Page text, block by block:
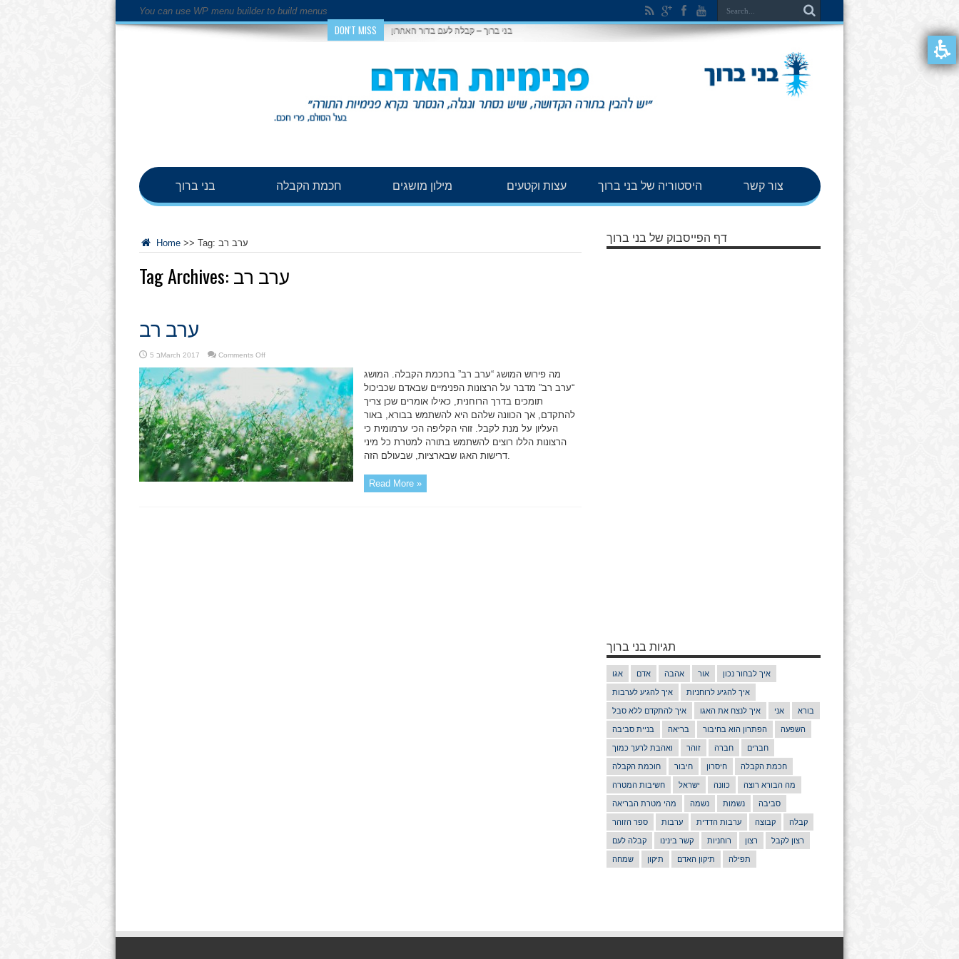
You can use WP menu builder to build menus
DON'T MISS בני ברוך – קבלה לעם בדור האחרון
בני ברוך חכמת הקבלה מילון מושגים עצות וקטעים היסטוריה של בני ברוך צור קשר
Home >> Tag: ערב רב
Tag Archives: ערב רב
ערב רב
5 בMarch 2017 Comments Offon
רב
מה פירוש המושג “ערב רב” בחכמת הקבלה. המושג
“ערב רב” מדבר על הרצונות הפנימיים שבאדם שכביכול
תומכים בדרך הרוחנית, כאילו אומרים שכן צריך
להתקדם, אך הכוונה שלהם היא להשתמש בבורא, באור
העליון על מנת לקבל. זוהי הקליפה הכי ערמומית כי
הרצונות הללו רוצים להשתמש בתורה למטרת כל מיני
דרישות האגו שבארציות, שבעולם הזה.
Read More »
דף הפייסבוק של בני ברוך
תגיות בני ברוך
אגו אדם אהבה אור איך לבחור נכון
איך להגיע לערבות איך להגיע לרוחניות
איך להתקדם ללא סבל איך לנצח את האגו אני בורא
בניית סביבה בריאה הפתרון הוא בחיבור השפעה
ואהבת לרעך כמוך זוהר חברה חברים
חוכמת הקבלה חיבור חיסרון חכמת הקבלה
חשיבות המטרה ישראל כוונה מה הבורא רוצה
מהי מטרת הבריאה נשמה נשמות סביבה
ספר הזוהר ערבות ערבות הדדית קבוצה קבלה
קבלה לעם קשר בינינו רוחניות רצון רצון לקבל
שמחה תיקון תיקון האדם תפילה